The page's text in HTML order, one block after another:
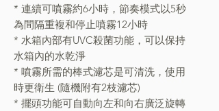
* 連續可噴霧約6小時，節奏模式以5秒
為間隔重複和停止噴霧12小時
* 水箱內部有UVC殺菌功能，可以保持
水箱內的水乾淨
* 噴霧所需的棒式濾芯是可清洗，使用
時更衛生 (隨機附有2枝濾芯)
* 擺頭功能可自動向左和向右廣泛旋轉